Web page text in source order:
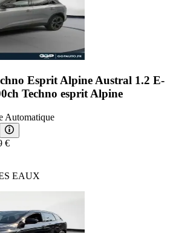
Esprit Alpine Austral 1.2 E-
Techno esprit Alpine
Automatique
€
EAUX